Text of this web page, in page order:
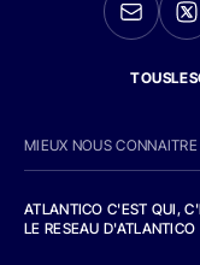
MIEUX NOUS CONNAITRE
ATLANTICO C'EST QUI,
LE RESEAU D'ATLANTICO